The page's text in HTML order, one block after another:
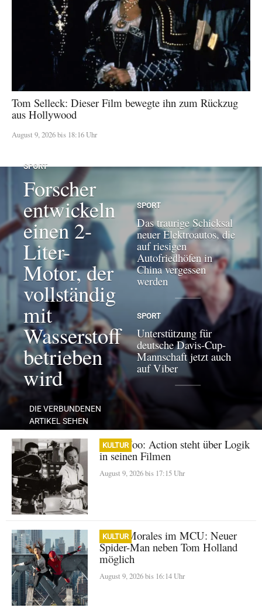
Tom Selleck: Dieser Film bewegte ihn zum Rückzug
aus Hollywood
August 9, 2026 bis 18:16 Uhr
SPORT
Forscher
entwickeln
einen 2-
Liter-
Motor, der
vollständig
mit
Wasserstoff
betrieben
wird
DIE VERBUNDENEN
ARTIKEL SEHEN
SPORT
Das traurige Schicksal
neuer Elektroautos, die
auf riesigen
Autofriedhöfen in
China vergessen
werden
SPORT
Unterstützung für
deutsche Davis-Cup-
Mannschaft jetzt auch
auf Viber
KULTUR
John Woo: Action steht über Logik
in seinen Filmen
August 9, 2026 bis 17:15 Uhr
KULTUR
Miles Morales im MCU: Neuer
Spider-Man neben Tom Holland
möglich
August 9, 2026 bis 16:14 Uhr